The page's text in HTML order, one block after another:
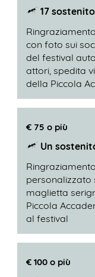
17
con foto sui
del festival
attori, spedita
della Piccola
€ 75 o più
Un
personalizzato
maglietta
Piccola
al festival
€ 100 o più